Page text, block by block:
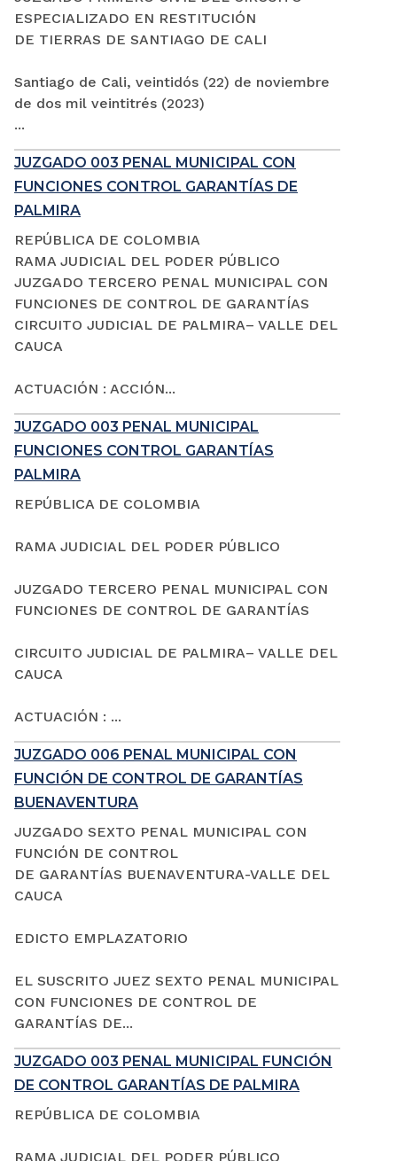
ESPECIALIZADO EN RESTITUCIÓN
DE TIERRAS DE SANTIAGO DE CALI
Santiago de Cali, veintidós (22) de noviembre
de dos mil veintitrés (2023)
...
JUZGADO 003 PENAL MUNICIPAL CON
FUNCIONES CONTROL GARANTÍAS DE
PALMIRA
REPÚBLICA DE COLOMBIA
RAMA JUDICIAL DEL PODER PÚBLICO
JUZGADO TERCERO PENAL MUNICIPAL CON
FUNCIONES DE CONTROL DE GARANTÍAS
CIRCUITO JUDICIAL DE PALMIRA– VALLE DEL
CAUCA
ACTUACIÓN : ACCIÓN...
JUZGADO 003 PENAL MUNICIPAL
FUNCIONES CONTROL GARANTÍAS
PALMIRA
REPÚBLICA DE COLOMBIA
RAMA JUDICIAL DEL PODER PÚBLICO
JUZGADO TERCERO PENAL MUNICIPAL CON
FUNCIONES DE CONTROL DE GARANTÍAS
CIRCUITO JUDICIAL DE PALMIRA– VALLE DEL
CAUCA
ACTUACIÓN : ...
JUZGADO 006 PENAL MUNICIPAL CON
FUNCIÓN DE CONTROL DE GARANTÍAS
BUENAVENTURA
JUZGADO SEXTO PENAL MUNICIPAL CON
FUNCIÓN DE CONTROL
DE GARANTÍAS BUENAVENTURA-VALLE DEL
CAUCA
EDICTO EMPLAZATORIO
EL SUSCRITO JUEZ SEXTO PENAL MUNICIPAL
CON FUNCIONES DE CONTROL DE
GARANTÍAS DE...
JUZGADO 003 PENAL MUNICIPAL FUNCIÓN
DE CONTROL GARANTÍAS DE PALMIRA
REPÚBLICA DE COLOMBIA
RAMA JUDICIAL DEL PODER PÚBLICO